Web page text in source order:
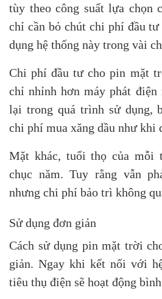
tùy theo công suất lựa chọn
chỉ cần bỏ chút chi phí đầu
dụng hệ thống này trong vài
Chi phí đầu tư cho pin mặt
chỉ nhỉnh hơn máy phát điện
lại trong quá trình sử dụng,
chi phí mua xăng dầu như khi
Mặt khác, tuổi thọ của mỗi
chục năm. Tuy rằng vẫn
nhưng chi phí bảo trì không
Sử dụng đơn giản
Cách sử dụng pin mặt trời
giản. Ngay khi kết nối với
tiêu thụ điện sẽ hoạt động